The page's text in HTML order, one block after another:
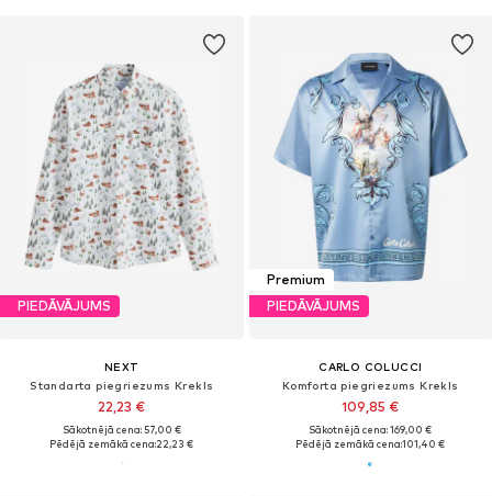
PIEDĀVĀJUMS
NEXT
Standarta piegriezums Krekls
22,23 €
Sākotnējā cena: 57,00 €
Pēdējā zemākā cena:22,23 €
Premium
PIEDĀVĀJUMS
CARLO COLUCCI
Komforta piegriezums Krekls
109,85 €
Sākotnējā cena: 169,00 €
Pēdējā zemākā cena:101,40 €